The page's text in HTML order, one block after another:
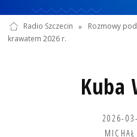
Radio Szczecin » Rozmowy
krawatem 2026 r.
Kuba
2026-
MICHAŁ